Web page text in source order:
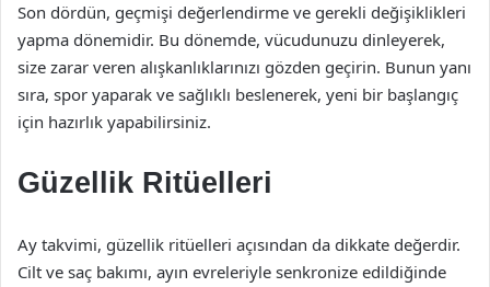
Son dördün, geçmişi değerlendirme ve gerekli değişiklikleri
yapma dönemidir. Bu dönemde, vücudunuzu dinleyerek,
size zarar veren alışkanlıklarınızı gözden geçirin. Bunun yanı
sıra, spor yaparak ve sağlıklı beslenerek, yeni bir başlangıç
için hazırlık yapabilirsiniz.
Güzellik Ritüelleri
Ay takvimi, güzellik ritüelleri açısından da dikkate değerdir.
Cilt ve saç bakımı, ayın evreleriyle senkronize edildiğinde